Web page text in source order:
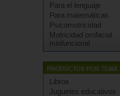
Para el lenguaje
Para matemáticas
Psicomotricidad
Motricidad orofacial
miofuncional
Libros
Juguetes educativos